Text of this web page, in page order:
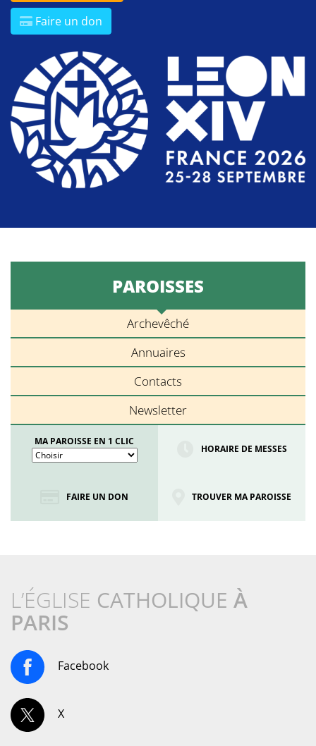
Faire un don
PAROISSES
Archevêché
Annuaires
Contacts
Newsletter
MA PAROISSE EN 1 CLIC
HORAIRE DE MESSES
FAIRE UN DON TROUVER MA PAROISSE
L’ÉGLISE CATHOLIQUE À
PARIS
Facebook
X